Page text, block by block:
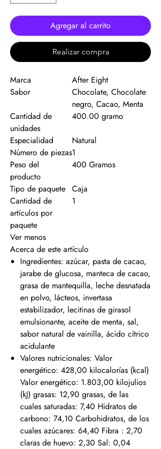
Agregar al carrito
Realizar compra
Marca
After Eight
Sabor
Chocolate, Chocolate
negro, Cacao, Menta
Cantidad de
unidades
400.00 gramo
Especialidad
Natural
Número de piezas1
Peso del
producto
400 Gramos
Tipo de paquete Caja
Cantidad de
artículos por
paquete
1
Ver menos
Acerca de este artículo
Ingredientes: azúcar, pasta de cacao,
jarabe de glucosa, manteca de cacao,
grasa de mantequilla, leche desnatada
en polvo, lácteos, invertasa
estabilizador, lecitinas de girasol
emulsionante, aceite de menta, sal,
sabor natural de vainilla, ácido cítrico
acidulante
Valores nutricionales: Valor
energético: 428,00 kilocalorías (kcal)
Valor energético: 1.803,00 kilojulios
(kJ) grasas: 12,90 grasas, de las
cuales saturadas: 7,40 Hidratos de
carbono: 74,10 Carbohidratos, de los
cuales azúcares: 64,40 Fibra : 2,70
claras de huevo: 2,30 Sal: 0,04